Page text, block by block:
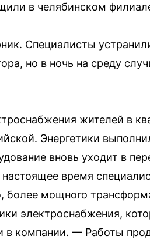
в челябинском
Специалисты
но в ночь на среду
жителей в
Энергетики
вновь уходит в
время
более мощного
электроснабжения,
в компании. — Работы